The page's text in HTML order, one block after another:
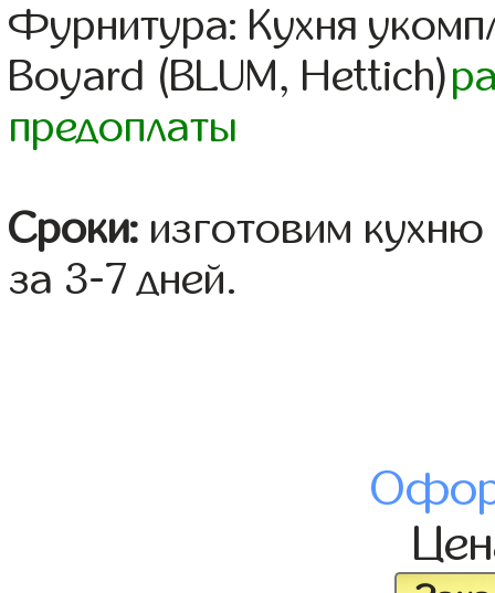
Фурнитура: Кухня
Boyard (BLUM, Hettich)
предоплаты
Сроки: изготовим
за 3-7 дней.